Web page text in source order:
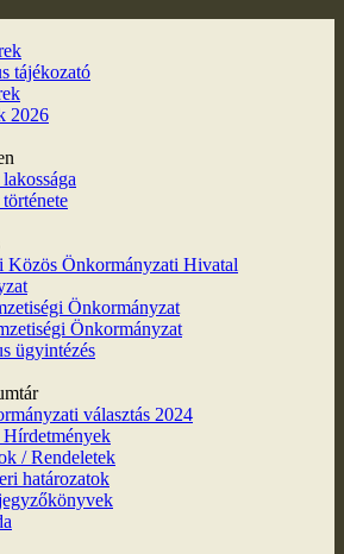
tájékozató
2026
Közös Önkormányzati Hivatal
Önkormányzat
Önkormányzat
ügyintézés
választás 2024
/ Rendeletek
határozatok